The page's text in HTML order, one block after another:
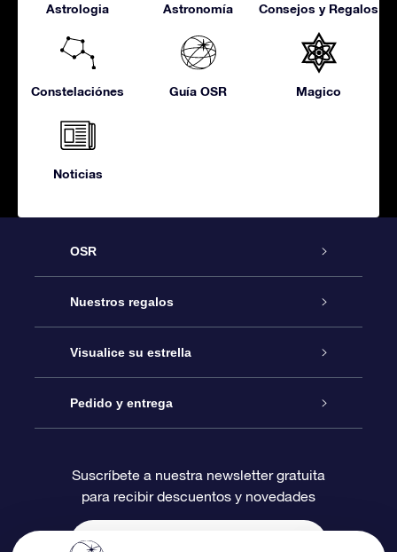
Astrologia Astronomía Consejos y Regalos
Constelaciónes Guía OSR Magico
Noticias
OSR
Atención
Contáctanos
Blog
Reseñas
Nuestros regalos
Regalo Estrella Online
Paquete de Regalo OSR
Tarjeta de Regalo OSR
Visualice su estrella
Registro estelar
Página de Estrella Personalizada
Pedido y entrega
Información de Pago
Suscríbete a nuestra newsletter gratuita
para recibir descuentos y novedades